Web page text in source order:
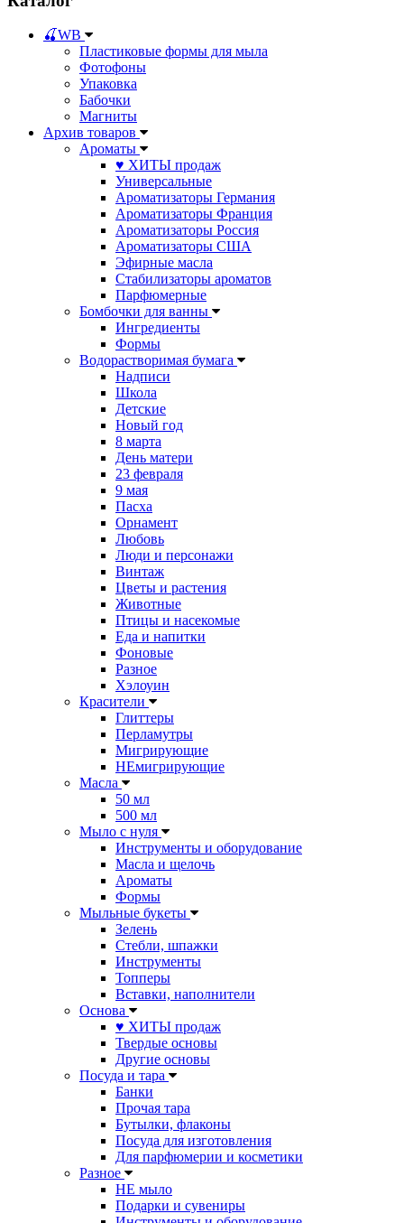
🍒WB
Пластиковые формы для мыла
Фотофоны
Упаковка
Бабочки
Магниты
Архив товаров
Ароматы
♥ ХИТЫ продаж
Универсальные
Ароматизаторы Германия
Ароматизаторы Франция
Ароматизаторы Россия
Ароматизаторы США
Эфирные масла
Стабилизаторы ароматов
Парфюмерные
Бомбочки для ванны
Ингредиенты
Формы
Водорастворимая бумага
Надписи
Школа
Детские
Новый год
8 марта
День матери
23 февраля
9 мая
Пасха
Орнамент
Любовь
Люди и персонажи
Винтаж
Цветы и растения
Животные
Птицы и насекомые
Еда и напитки
Фоновые
Разное
Хэлоуин
Красители
Глиттеры
Перламутры
Мигрирующие
НЕмигрирующие
Масла
50 мл
500 мл
Мыло с нуля
Инструменты и оборудование
Масла и щелочь
Ароматы
Формы
Мыльные букеты
Зелень
Стебли, шпажки
Инструменты
Топперы
Вставки, наполнители
Основа
♥ ХИТЫ продаж
Твердые основы
Другие основы
Посуда и тара
Банки
Прочая тара
Бутылки, флаконы
Посуда для изготовления
Для парфюмерии и косметики
Разное
НЕ мыло
Подарки и сувениры